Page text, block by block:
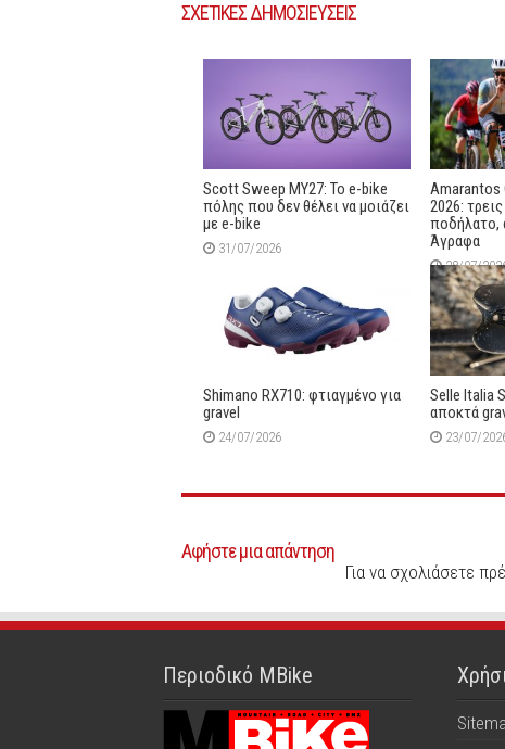
ΣΧΕΤΙΚΕΣ ΔΗΜΟΣΙΕΥΣΕΙΣ
Scott Sweep MY27: Το e-bike
πόλης που δεν θέλει να μοιάζει
με e-bike
31/07/2026
Amarantos
2026:
ποδήλατο,
Άγραφα
28/07/
Shimano RX710: φτιαγμένο για
gravel
24/07/2026
Selle Italia
αποκτά
23/07/
Αφήστε μια απάντηση
Για να σχολιάσετε
Περιοδικό MBike